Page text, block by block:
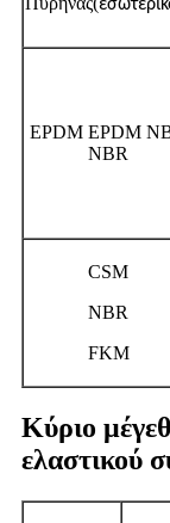
EPDM EPDM
NBR
CSM
NBR
FKM
Κύριο
ελαστικού